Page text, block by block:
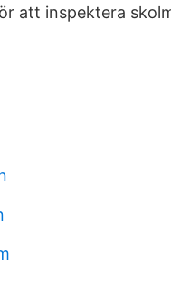
att inspektera